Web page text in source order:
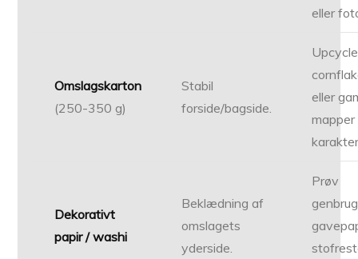
eller
Omslagskarton
(250-350 g)
Stabil
forside/bagside.
eller
Dekorativt
papir / washi
Beklædning af
omslagets
yderside.
Prøv